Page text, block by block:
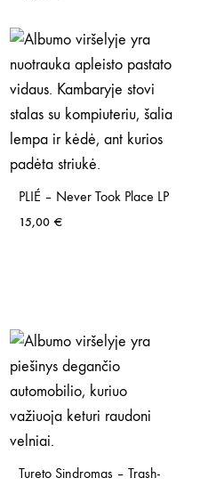
PLIÉ – Never Took Place LP
15,00 €
Tureto Sindromas – Trash-